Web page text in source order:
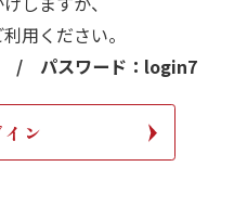
用ください。
/ パスワード：login7